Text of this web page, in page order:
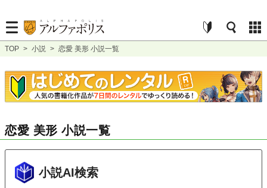
TOP > 小説 > 恋愛 美形 小説一覧
恋愛 美形 小説一覧
小説AI検索